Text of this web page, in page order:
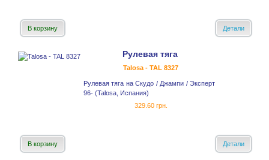
В корзину Детали
Рулевая тяга
Talosa - TAL 8327
Рулевая тяга на Скудо / Джампи / Эксперт
96- (Talosa, Испания)
329.60 грн.
В корзину Детали